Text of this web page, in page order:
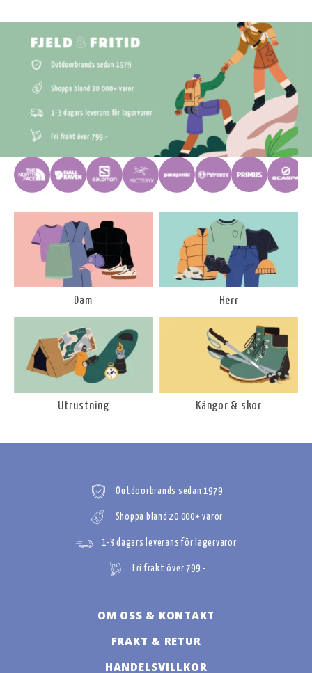
Dam Herr
Utrustning Kängor & skor
Outdoorbrands sedan 1979
Shoppa bland 20 000+ varor
1-3 dagars leverans för lagervaror
Fri frakt över 799:-
OM OSS & KONTAKT
FRAKT & RETUR
HANDELSVILLKOR